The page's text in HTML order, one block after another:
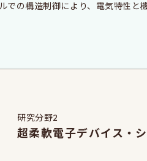
での構造制御により、電気特性と
研究分野2
超柔軟電子デバイス・